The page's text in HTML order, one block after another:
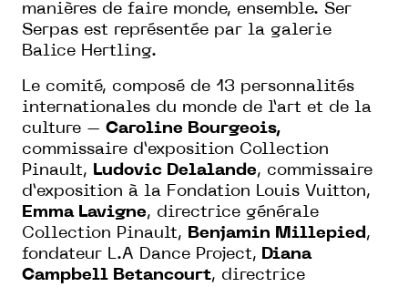
manières de faire monde, ensemble. Ser
Serpas est représentée par la galerie
Balice Hertling.
Le comité, composé de 13 personnalités
internationales du monde de l’art et de la
culture – Caroline Bourgeois,
commissaire d’exposition Collection
Pinault, Ludovic Delalande, commissaire
d’exposition à la Fondation Louis Vuitton,
Emma Lavigne, directrice générale
Collection Pinault,
Benjamin Millepied ,
fondateur L.A Dance Project, Diana
Campbell Betancourt, directrice